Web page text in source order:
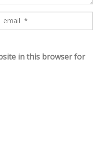
in this browser for